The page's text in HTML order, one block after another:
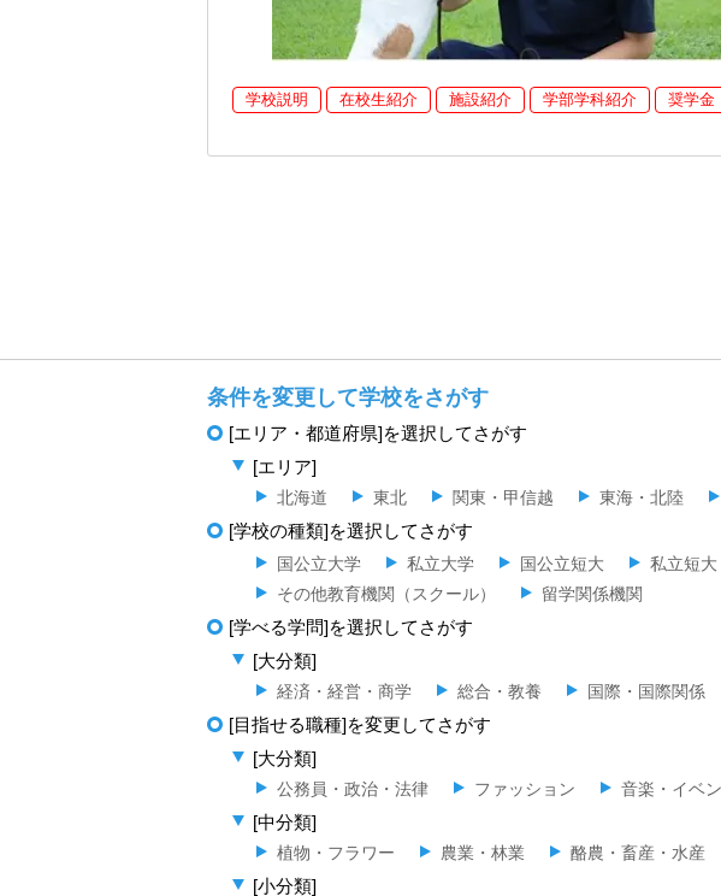
学校説明 在校生紹介 施設紹介 学部学科紹介 奨学金
条件を変更して学校をさがす
[エリア・都道府県]を選択してさがす
[エリア]
北海道 東北 関東・甲信越 東海・北陸
[学校の種類]を選択してさがす
国公立大学 私立大学 国公立短大 私立短大
その他教育機関（スクール）
留学関係機関
[学べる学問]を選択してさがす
[大分類]
経済・経営・商学 総合・教養 国際・国際関係
[目指せる職種]を変更してさがす
[大分類]
公務員・政治・法律 ファッション 音楽・イベ
[中分類]
植物・フラワー 農業・林業 酪農・畜産・水産
[小分類]